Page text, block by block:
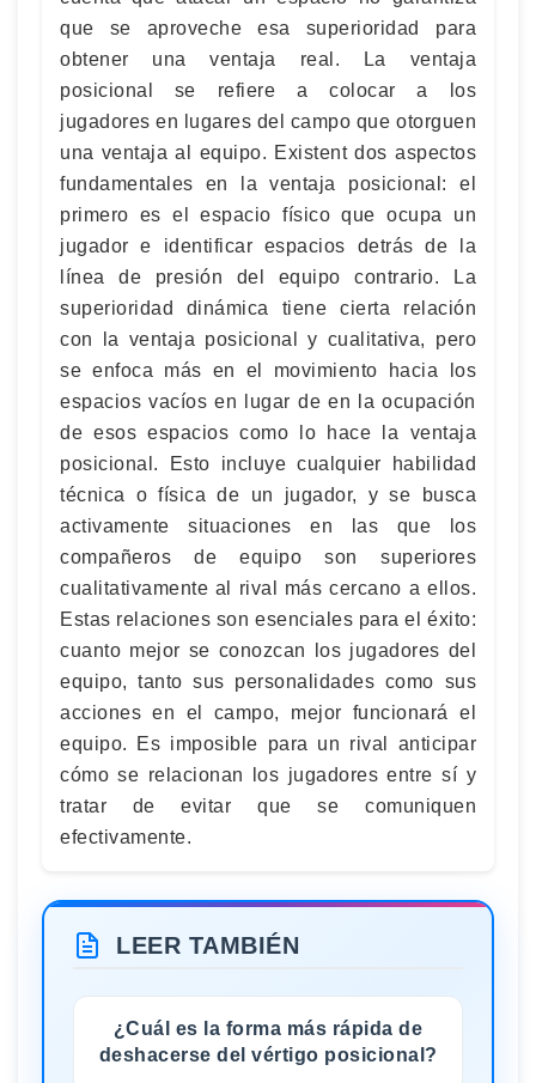
que se aproveche esa superioridad para
obtener una ventaja real. La ventaja
posicional se refiere a colocar a los
jugadores en lugares del campo que otorguen
una ventaja al equipo. Existent dos aspectos
fundamentales en la ventaja posicional: el
primero es el espacio físico que ocupa un
jugador e identificar espacios detrás de la
línea de presión del equipo contrario. La
superioridad dinámica tiene cierta relación
con la ventaja posicional y cualitativa, pero
se enfoca más en el movimiento hacia los
espacios vacíos en lugar de en la ocupación
de esos espacios como lo hace la ventaja
posicional. Esto incluye cualquier habilidad
técnica o física de un jugador, y se busca
activamente situaciones en las que los
compañeros de equipo son superiores
cualitativamente al rival más cercano a ellos.
Estas relaciones son esenciales para el éxito:
cuanto mejor se conozcan los jugadores del
equipo, tanto sus personalidades como sus
acciones en el campo, mejor funcionará el
equipo. Es imposible para un rival anticipar
cómo se relacionan los jugadores entre sí y
tratar de evitar que se comuniquen
efectivamente.
LEER TAMBIÉN
¿Cuál es la forma más rápida de
deshacerse del vértigo posicional?